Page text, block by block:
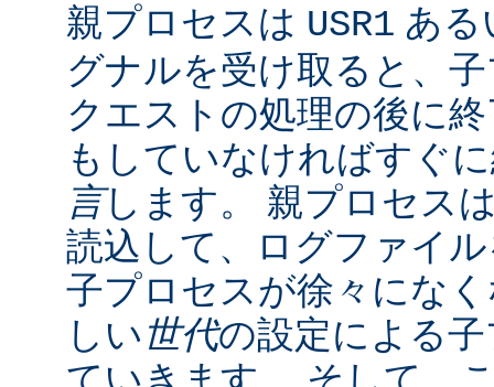
親プロセスは USR1 あ
グナルを受け取ると、
クエストの処理の後に
もしていなければすぐ
言します。 親プロセス
読込して、ログファイ
子プロセスが徐々にな
しい世代の設定による